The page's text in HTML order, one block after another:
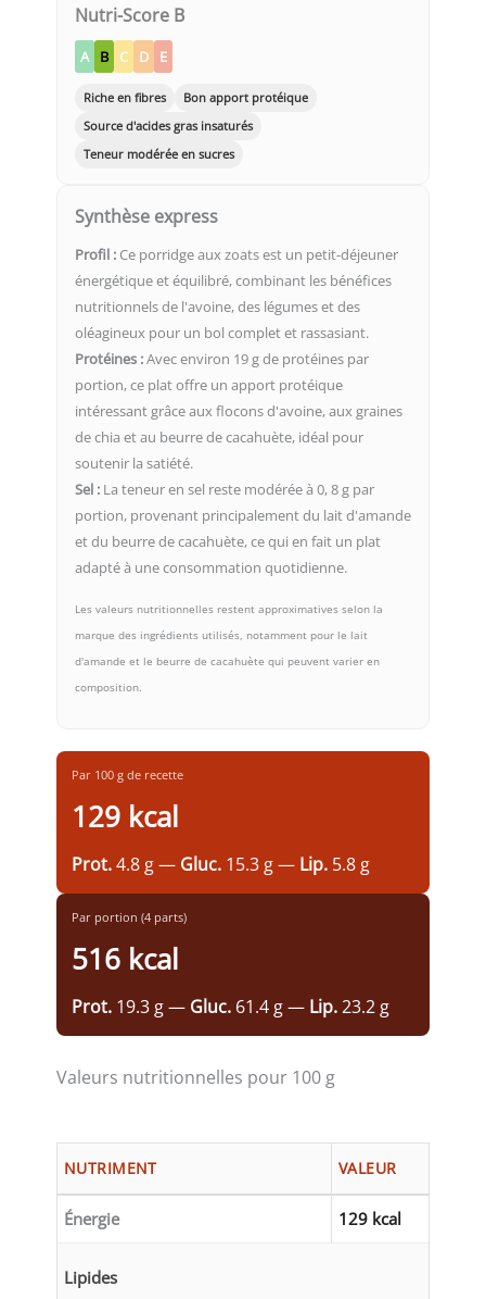
Nutri-Score B
A B C D E
Riche en fibres
Bon apport protéique
Source d'acides gras insaturés
Teneur modérée en sucres
Synthèse express
Profil : Ce porridge aux zoats est un petit-déjeuner
énergétique et équilibré, combinant les bénéfices
nutritionnels de l'avoine, des légumes et des
oléagineux pour un bol complet et rassasiant.
Protéines :Avec environ 19 g de protéines par
portion, ce plat offre un apport protéique
intéressant grâce aux flocons d'avoine, aux graines
de chia et au beurre de cacahuète, idéal pour
soutenir la satiété.
Sel : La teneur en sel reste modérée à 0, 8 g par
portion, provenant principalement du lait d'amande
et du beurre de cacahuète, ce qui en fait un plat
adapté à une consommation quotidienne.
Les valeurs nutritionnelles restent approximatives selon la
marque des ingrédients utilisés, notamment pour le lait
d'amande et le beurre de cacahuète qui peuvent varier en
composition.
Par 100 g de recette
129 kcal
Prot.4.8 g — Gluc. 15.3 g — Lip. 5.8 g
Par portion (4 parts)
516 kcal
Prot. 19.3 g — Gluc. 61.4 g — Lip.23.2 g
Valeurs nutritionnelles pour 100 g
NUTRIMENT VALEUR
Énergie 129 kcal
Lipides